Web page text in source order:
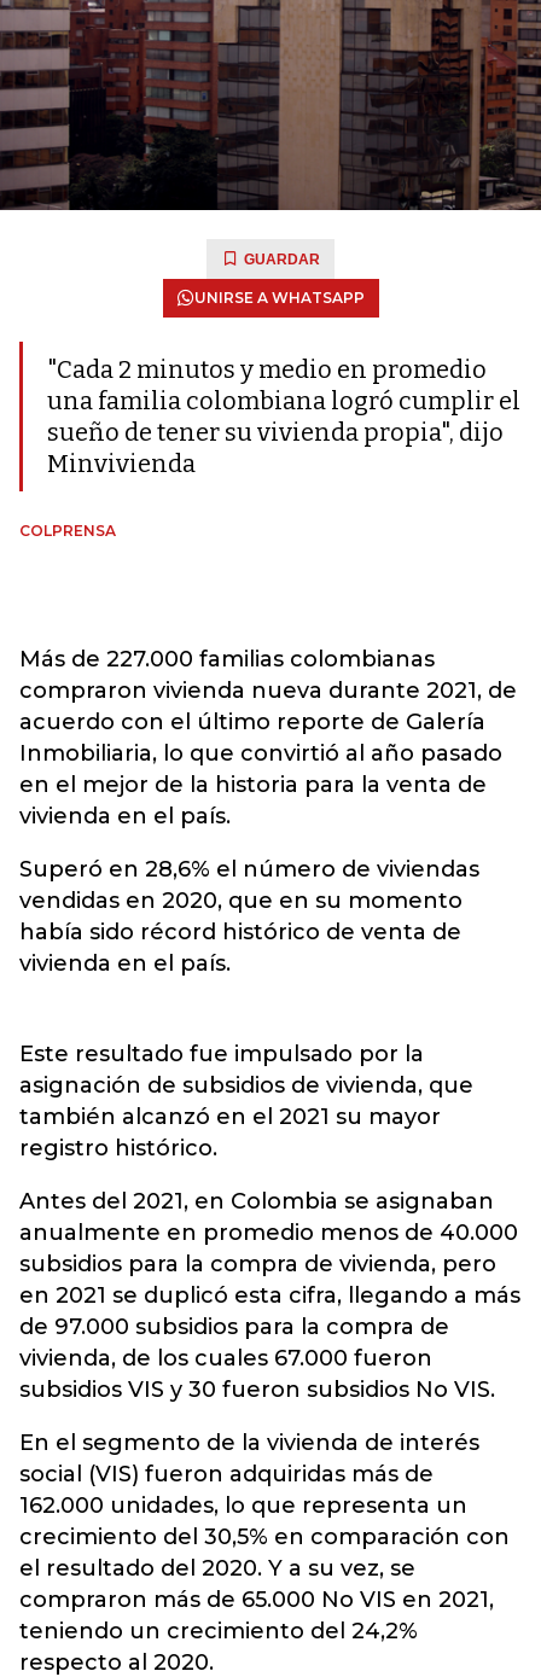
GUARDAR
UNIRSE A WHATSAPP
"Cada 2 minutos y medio en promedio
una familia colombiana logró cumplir el
sueño de tener su vivienda propia", dijo
Minvivienda
COLPRENSA
Más de 227.000 familias colombianas
compraron vivienda nueva durante 2021, de
acuerdo con el último reporte de Galería
Inmobiliaria, lo que convirtió al año pasado
en el mejor de la historia para la venta de
vivienda en el país.
Superó en 28,6% el número de viviendas
vendidas en 2020, que en su momento
había sido récord histórico de venta de
vivienda en el país.
Este resultado fue impulsado por la
asignación de subsidios de vivienda, que
también alcanzó en el 2021 su mayor
registro histórico.
Antes del 2021, en Colombia se asignaban
anualmente en promedio menos de 40.000
subsidios para la compra de vivienda, pero
en 2021 se duplicó esta cifra, llegando a más
de 97.000 subsidios para la compra de
vivienda, de los cuales 67.000 fueron
subsidios VIS y 30 fueron subsidios No VIS.
En el segmento de la vivienda de interés
social (VIS) fueron adquiridas más de
162.000 unidades, lo que representa un
crecimiento del 30,5% en comparación con
el resultado del 2020. Y a su vez, se
compraron más de 65.000 No VIS en 2021,
teniendo un crecimiento del 24,2%
respecto al 2020.